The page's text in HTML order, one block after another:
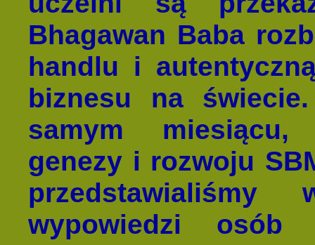
Bhagawan Baba
handlu i
biznesu na
samym miesiącu,
genezy i rozwoju
wypowiedzi osób